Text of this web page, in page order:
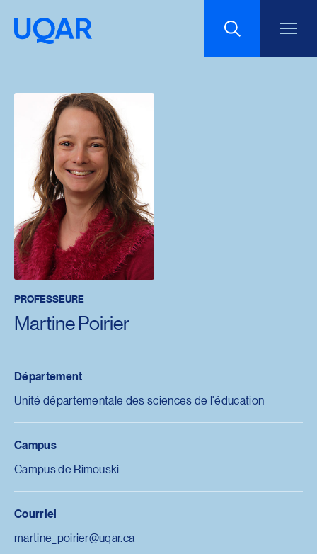
Interlignage du texte
Espacement du texte
Réinitialiser les paramètres
PROFESSEURE
Martine Poirier
Département
Unité départementale des sciences de l'éducation
Campus
Campus de Rimouski
Courriel
martine_poirier@uqar.ca